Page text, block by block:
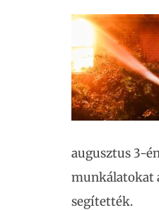
augusztus 3-
munkálatokat
segítették.